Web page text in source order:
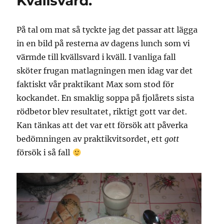
På tal om mat så tyckte jag det passar att lägga
in en bild på resterna av dagens lunch som vi
värmde till kvällsvard i kväll. I vanliga fall
sköter frugan matlagningen men idag var det
faktiskt vår praktikant Max som stod för
kockandet. En smaklig soppa på fjolårets sista
rödbetor blev resultatet, riktigt gott var det.
Kan tänkas att det var ett försök att påverka
bedömningen av praktikvitsordet, ettgott
försök i så fall